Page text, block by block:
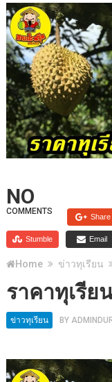
NO
COMMENTS
Share
Stumble Email
Home ข่าวทุเรียน
ราคาทุเรีย
ข่าวทุเรียน BY